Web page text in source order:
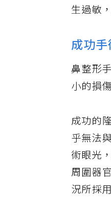
生過敏
成功
鼻整形
小的損
成功的
乎無法
術眼光
周圍器
況所採